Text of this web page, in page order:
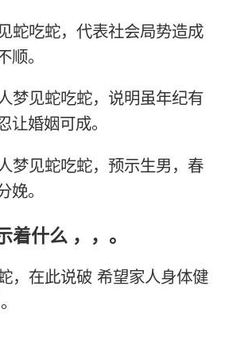
蛇吃蛇，代表社会局势造成
顺。
梦见蛇吃蛇，说明虽年纪有
让婚姻可成。
梦见蛇吃蛇，预示生男，春
娩。
着什么 ，，。
，在此说破 希望家人身体健